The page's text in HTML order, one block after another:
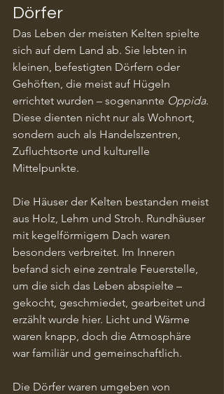
Dörfer
Das Leben der meisten Kelten spielte
sich auf dem Land ab. Sie lebten in
kleinen, befestigten Dörfern oder
Gehöften, die meist auf Hügeln
errichtet wurden – sogenannte Oppida.
Diese dienten nicht nur als Wohnort,
sondern auch als Handelszentren,
Zufluchtsorte und kulturelle
Mittelpunkte.
Die Häuser der Kelten bestanden meist
aus Holz, Lehm und Stroh. Rundhäuser
mit kegelförmigem Dach waren
besonders verbreitet. Im Inneren
befand sich eine zentrale Feuerstelle,
um die sich das Leben abspielte –
gekocht, geschmiedet, gearbeitet und
erzählt wurde hier. Licht und Wärme
waren knapp, doch die Atmosphäre
war familiär und gemeinschaftlich.
Die Dörfer waren umgeben von